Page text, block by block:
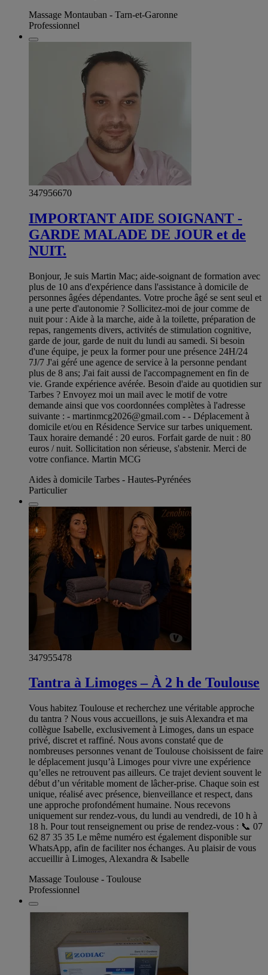
Massage Montauban - Tarn-et-Garonne
Professionnel
347956670
IMPORTANT AIDE SOIGNANT -
GARDE MALADE DE JOUR et de
NUIT.
Bonjour, Je suis Martin Mac; aide-soignant de formation avec
plus de 10 ans d'expérience dans l'assistance à domicile de
personnes âgées dépendantes. Votre proche âgé se sent seul et
a une perte d'autonomie ? Sollicitez-moi de jour comme de
nuit pour : Aide à la marche, aide à la toilette, préparation de
repas, rangements divers, activités de stimulation cognitive,
garde de jour, garde de nuit du lundi au samedi. Si besoin
d'une équipe, je peux la former pour une présence 24H/24
7J/7 J'ai géré une agence de service à la personne pendant
plus de 8 ans; J'ai fait aussi de l'accompagnement en fin de
vie. Grande expérience avérée. Besoin d'aide au quotidien sur
Tarbes ? Envoyez moi un mail avec le motif de votre
demande ainsi que vos coordonnées complètes à l'adresse
suivante : - martinmcg2026@gmail.com - - Déplacement à
domicile et/ou en Résidence Service sur tarbes uniquement.
Taux horaire demandé : 20 euros. Forfait garde de nuit : 80
euros / nuit. Sollicitation non sérieuse, s'abstenir. Merci de
votre confiance. Martin MCG
Aides à domicile Tarbes - Hautes-Pyrénées
Particulier
347955478
Tantra à Limoges – À 2 h de Toulouse
Vous habitez Toulouse et recherchez une véritable approche
du tantra ? Nous vous accueillons, je suis Alexandra et ma
collègue Isabelle, exclusivement à Limoges, dans un espace
privé, discret et raffiné. Nous avons constaté que de
nombreuses personnes venant de Toulouse choisissent de faire
le déplacement jusqu’à Limoges pour vivre une expérience
qu’elles ne retrouvent pas ailleurs. Ce trajet devient souvent le
début d’un véritable moment de lâcher-prise. Chaque soin est
unique, réalisé avec présence, bienveillance et respect, dans
une approche profondément humaine. Nous recevons
uniquement sur rendez-vous, du lundi au vendredi, de 10 h à
18 h. Pour tout renseignement ou prise de rendez-vous : 📞 07
62 87 35 35 Le même numéro est également disponible sur
WhatsApp, afin de faciliter nos échanges. Au plaisir de vous
accueillir à Limoges, Alexandra & Isabelle
Massage Toulouse - Toulouse
Professionnel